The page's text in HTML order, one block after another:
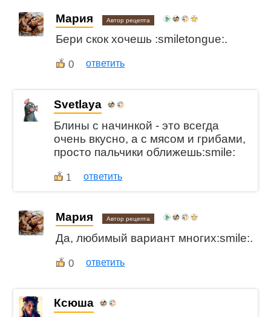
Мария Автор рецепта
Бери скок хочешь :smiletongue:.
0 ответить
Svetlaya
Блины с начинкой - это всегда
очень вкусно, а с мясом и грибами,
просто пальчики оближешь:smile:
1 ответить
Мария Автор рецепта
Да, любимый вариант многих:smile:.
0 ответить
Ксюша